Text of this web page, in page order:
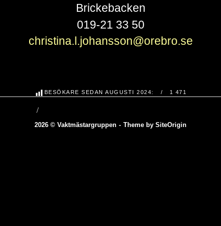
Brickebacken
019-21 33 50
christina.l.johansson@orebro.se
BESÖKARE SEDAN AUGUSTI 2024: 1 471
2026 © Vaktmästargruppen Theme by SiteOrigin